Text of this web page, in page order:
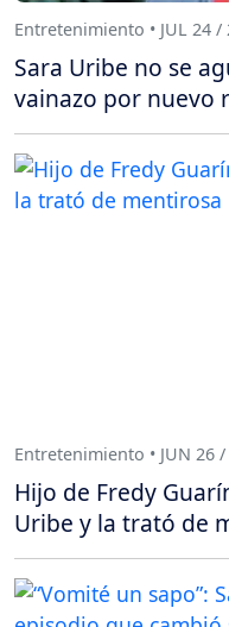
Entretenimiento • JUL 24 /
Sara Uribe no se
vainazo por nuevo
Entretenimiento • JUN 26 /
Hijo de Fredy
Uribe y la trató de